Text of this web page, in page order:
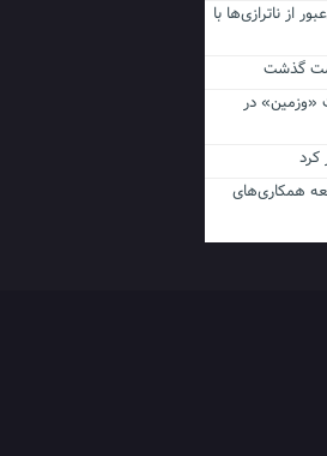
/عبور از ناترازی‌ها با
«وزمین» در
همکاری‌های